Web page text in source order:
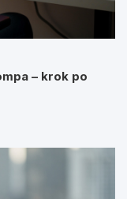
– krok po